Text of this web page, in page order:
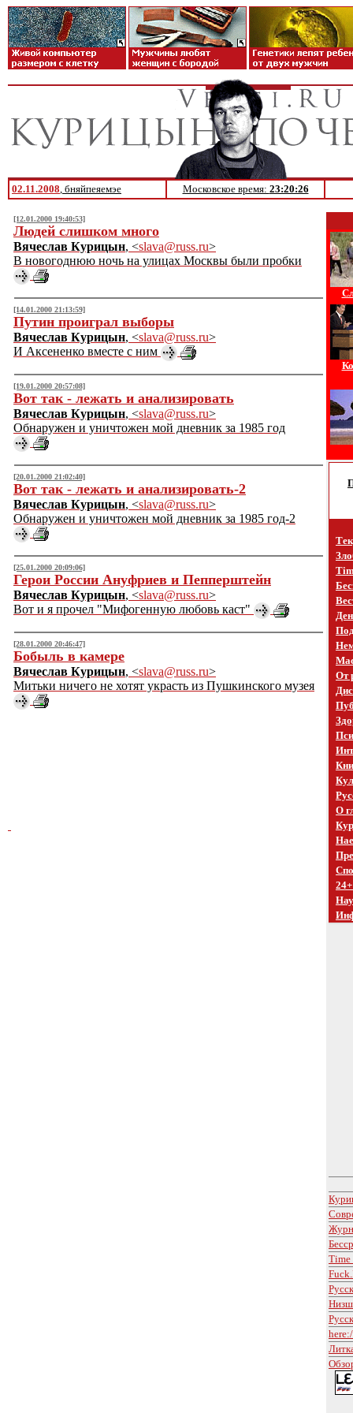
02.11.2008, бняйпеяемэе Московское время: 23:20:26
[12.01.2000 19:40:53]
Людей слишком много
Вячеслав Курицын, <slava@russ.ru>
В новогоднюю ночь на улицах Москвы были пробки
[14.01.2000 21:13:59]
Путин проиграл выборы
Вячеслав Курицын, <slava@russ.ru>
И Аксененко вместе с ним
[19.01.2000 20:57:08]
Вот так - лежать и анализировать
Вячеслав Курицын, <slava@russ.ru>
Обнаружен и уничтожен мой дневник за 1985 год
[20.01.2000 21:02:40]
Вот так - лежать и анализировать-2
Вячеслав Курицын, <slava@russ.ru>
Обнаружен и уничтожен мой дневник за 1985 год-2
[25.01.2000 20:09:06]
Герои России Ануфриев и Пепперштейн
Вячеслав Курицын, <slava@russ.ru>
Вот и я прочел "Мифогенную любовь каст"
[28.01.2000 20:46:47]
Бобыль в камере
Вячеслав Курицын, <slava@russ.ru>
Митьки ничего не хотят украсть из Пушкинского музея
От
О
Time